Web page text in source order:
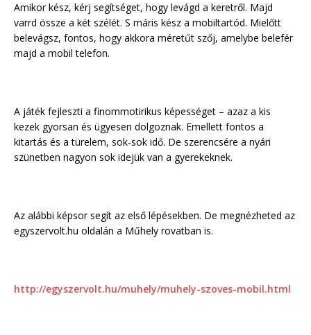
Amikor kész, kérj segítséget, hogy levágd a keretről. Majd
varrd össze a két szélét. S máris kész a mobiltartód. Mielőtt
belevágsz, fontos, hogy akkora méretűt szőj, amelybe belefér
majd a mobil telefon.
A játék fejleszti a finommotirikus képességet – azaz a kis
kezek gyorsan és ügyesen dolgoznak. Emellett fontos a
kitartás és a türelem, sok-sok idő. De szerencsére a nyári
szünetben nagyon sok idejük van a gyerekeknek.
Az alábbi képsor segít az első lépésekben. De megnézheted az
egyszervolt.hu oldalán a Műhely rovatban is.
http://egyszervolt.hu/muhely/muhely-szoves-mobil.html